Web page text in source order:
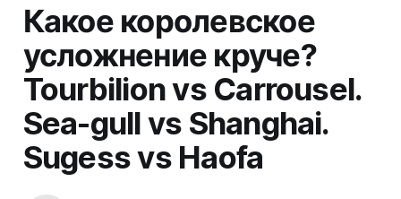
Какое королевское
усложнение круче?
Tourbilion vs Carrousel.
Sea-gull vs Shanghai.
Sugess vs Haofa